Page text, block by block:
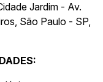
Jardim - Av.
São Paulo - SP,